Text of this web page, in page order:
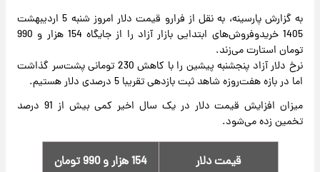
به گزارش پارسینه، به نقل از فرارو قیمت دلار امروز شنبه 5 اردیبهشت
1405 خریدوفروش‌های ابتدایی بازار آزاد را از جایگاه 154 هزار و 990
تومان استارت می‌زند.
نرخ دلار آزاد پنجشنبه پیشین را با کاهش 230 تومانی پشت‌سر گذاشت
اما در بازه هفت‌روزه شاهد ثبت بازدهی تقریبا 5 درصدی دلار هستیم.
میزان افزایش قیمت دلار در یک سال اخیر کمی بیش از 91 درصد
تخمین زده می‌شود.
قیمت دلار 154 هزار و 990 تومان